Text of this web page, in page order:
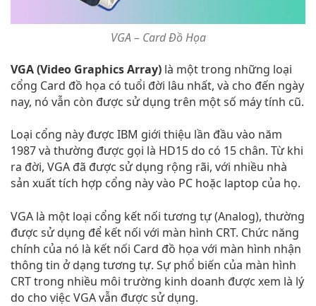
VGA – Card Đồ Họa
VGA (Video Graphics Array) là một trong những loại
cổng Card đồ họa có tuổi đời lâu nhất, và cho đến ngày
nay, nó vẫn còn được sử dụng trên một số máy tính cũ.
Loại cổng này được IBM giới thiệu lần đầu vào năm
1987 và thường được gọi là HD15 do có 15 chân. Từ khi
ra đời, VGA đã được sử dụng rộng rãi, với nhiều nhà
sản xuất tích hợp cổng này vào PC hoặc laptop của họ.
VGA là một loại cổng kết nối tương tự (Analog), thường
được sử dụng để kết nối với màn hình CRT. Chức năng
chính của nó là kết nối Card đồ họa với màn hình nhận
thông tin ở dạng tương tự. Sự phổ biến của màn hình
CRT trong nhiều môi trường kinh doanh được xem là lý
do cho việc VGA vẫn được sử dụng.